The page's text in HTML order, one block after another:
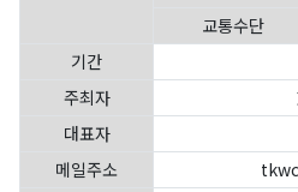
교통수단
기간
주최자
대표자
메일주소